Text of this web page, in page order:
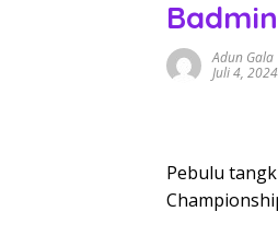
Adun Gala
Juli 4, 2024
Pebulu